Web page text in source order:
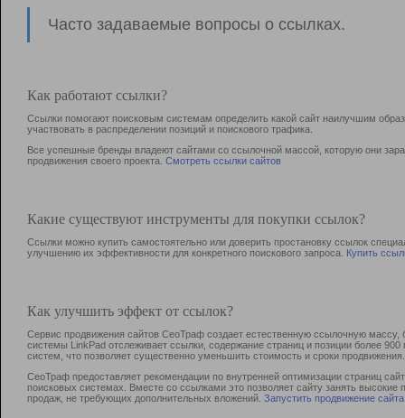
Часто задаваемые вопросы о ссылках.
Как работают ссылки?
Ссылки помогают поисковым системам определить какой сайт наилучшим
участвовать в раcпределении позиций и поискового трафика.
Все успешные бренды владеют сайтами со ссылочной массой, которую они
продвижения своего проекта. Смотреть ссылки сайтов
Какие существуют инструменты для покупки ссылок?
Ссылки можно купить самостоятельно или доверить простановку ссылок
улучшению их эффективности для конкретного поискового запроса. Купить
Как улучшить эффект от ссылок?
Сервис продвижения сайтов СеоТраф создает естественную ссылочную
системы LinkPad отслеживает ссылки, содержание страниц и позиции более
систем, что позволяет существенно уменьшить стоимость и сроки продвижения.
СеоТраф предоставляет рекомендации по внутренней оптимизации страниц
поисковых системах. Вместе со ссылками это позволяет сайту занять
продаж, не требующих дополнительных вложений. Запустить продвижение сайта